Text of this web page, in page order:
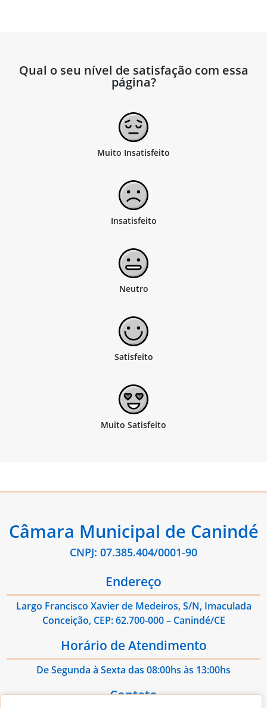
Qual o seu nível de satisfação com essa
página?
Câmara Municipal de Canindé
CNPJ: 07.385.404/0001-90
Endereço
Largo Francisco Xavier de Medeiros, S/N, Imaculada
Conceição, CEP: 62.700-000 – Canindé/CE
Horário de Atendimento
De Segunda à Sexta das 08:00hs às 13:00hs
Contato